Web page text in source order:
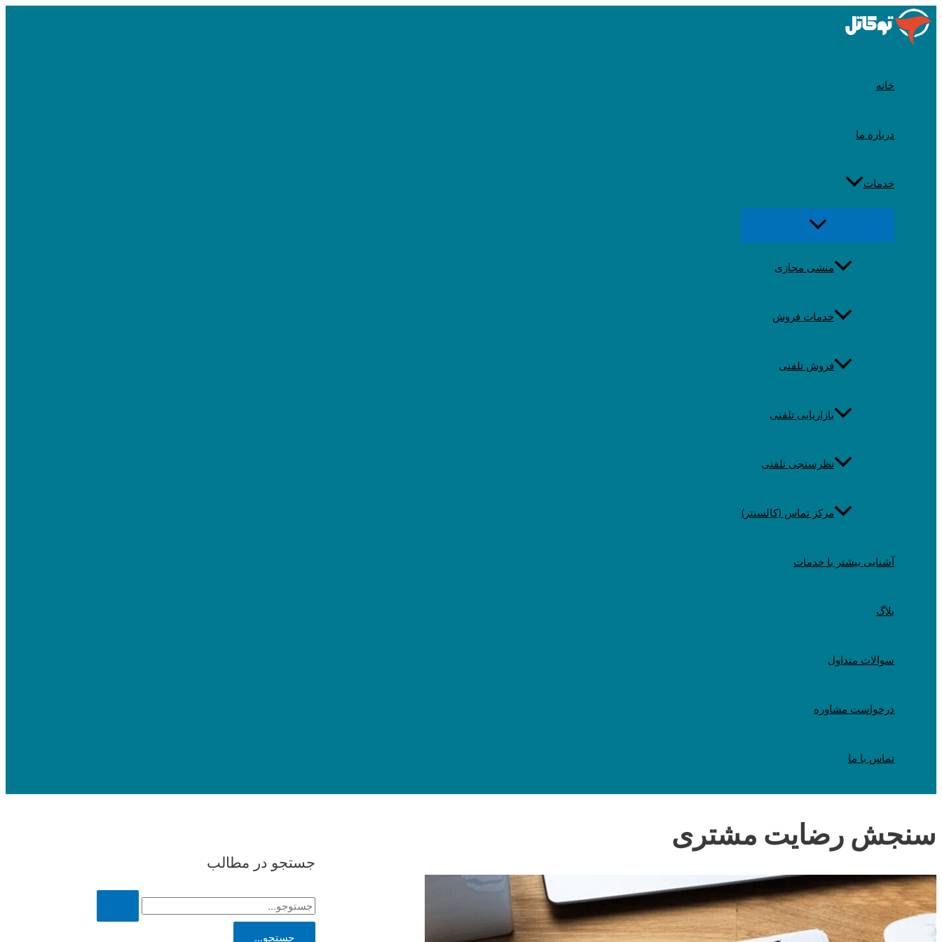
شدن
خانه
درباره ما
خدمات
تغییر
منو
منشی مجازی
خدمات فروش
فروش تلفنی
بازاریابی تلفنی
نظرسنجی تلفنی
مرکز تماس (کالسنتر)
آشنایی بیشتر با خدمات
بلاگ
سوالات متداول
درخواست مشاوره
تماس با ما
سنجش رضایت مشتری
جستجو در مطالب
ج
س